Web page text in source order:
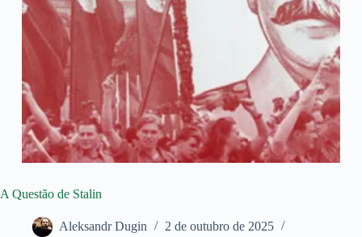
A Questão de Stalin
Aleksandr Dugin
2 de outubro de 2025